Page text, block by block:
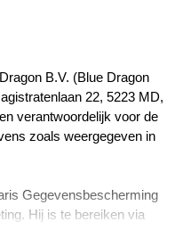
B.V. (Blue Dragon
22, 5223 MD,
verantwoordelijk voor de
zoals weergegeven in
Gegevensbescherming
Hij is te bereiken via